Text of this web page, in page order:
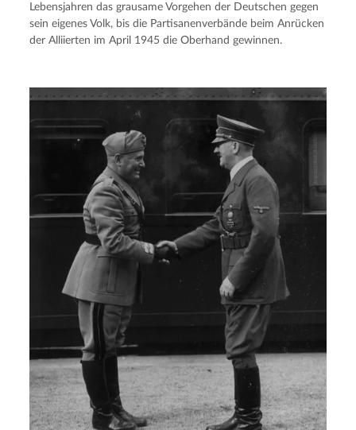
Lebensjahren das grausame Vorgehen der Deutschen gegen
sein eigenes Volk, bis die Partisanenverbände beim Anrücken
der Alliierten im April 1945 die Oberhand gewinnen.